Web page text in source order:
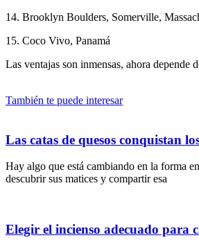
14. Brooklyn Boulders, Somerville,
15. Coco Vivo, Panamá
Las ventajas son inmensas, ahora
También te puede interesar
Las catas de quesos conquistan
Hay algo que está cambiando en la forma
descubrir sus matices y compartir esa
Elegir el incienso adecuado para